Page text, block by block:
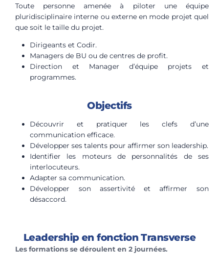
Toute personne amenée à piloter une équipe
pluridisciplinaire interne ou externe en mode projet quel
que soit le taille du projet.
Dirigeants et Codir.
Managers de BU ou de centres de profit.
Direction et Manager d’équipe projets et
programmes.
Objectifs
Découvrir et pratiquer les clefs d’une
communication efficace.
Développer ses talents pour affirmer son leadership.
Identifier les moteurs de personnalités de ses
interlocuteurs.
Adapter sa communication.
Développer son assertivité et affirmer son
désaccord.
Leadership en fonction Transverse
Les formations se déroulent en 2 journées.